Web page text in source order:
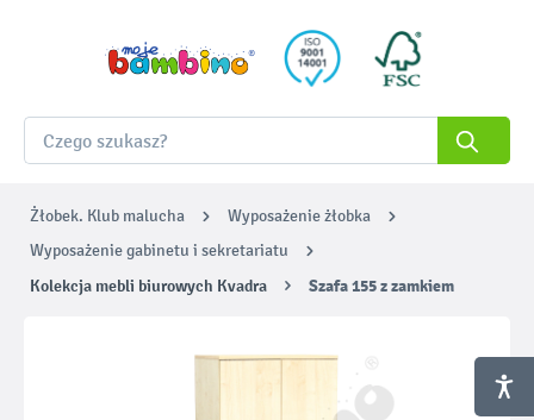
Żłobek. Klub malucha
Wyposażenie żłobka
Wyposażenie gabinetu i sekretariatu
Kolekcja mebli biurowych Kvadra Szafa 155 z zamkiem